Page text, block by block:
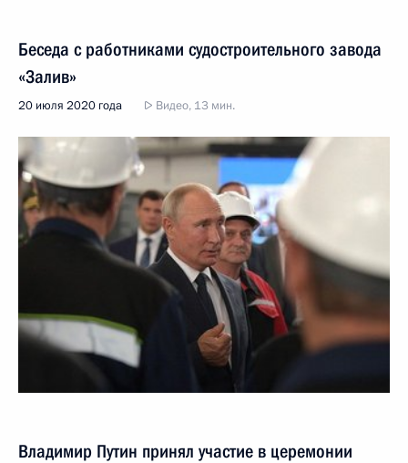
Беседа с работниками судостроительного завода
«Залив»
20 июля 2020 года Видео, 13 мин.
Владимир Путин принял участие в церемонии